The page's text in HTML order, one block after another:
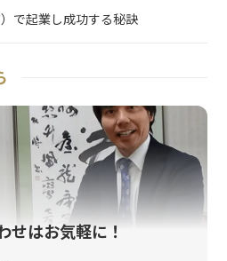
で起業し成功する秘訣
せはお気軽に！